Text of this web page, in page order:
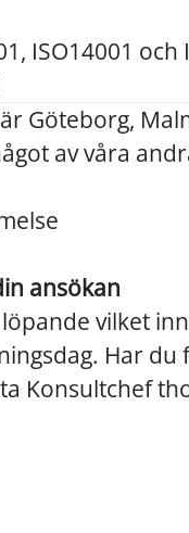
ISO14001 och
Göteborg,
av våra
ansökan
vilket
Har
Konsultchef